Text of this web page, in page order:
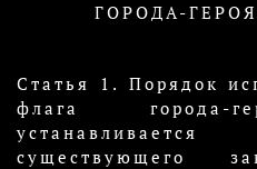
ГОРОДА-
Статья 1. Порядок
флага города-
существующего